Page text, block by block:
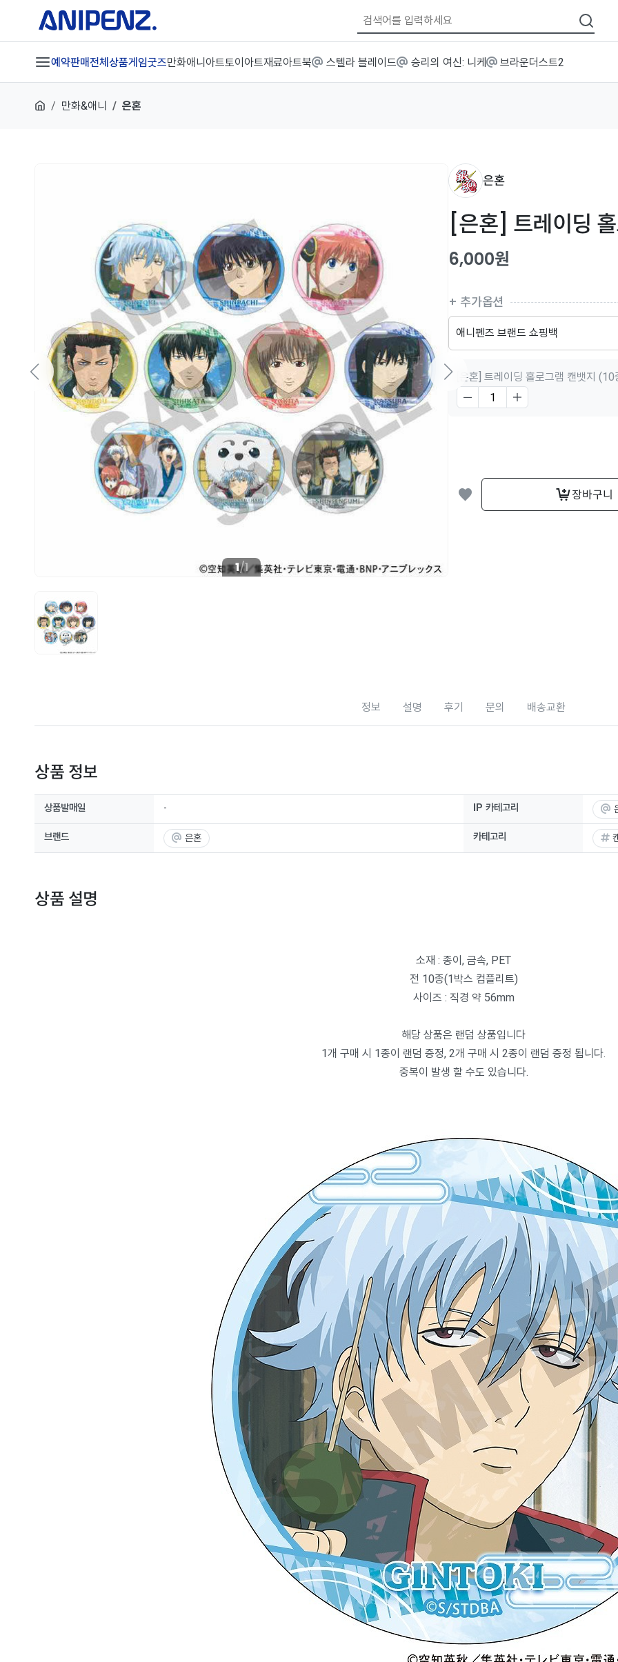
예약판매전체상품게임굿즈만화애니 아트토이 아트재료아트북 스텔라 블레이드 승리의 여신: 니케 브라운더스트2
만화&애니 은혼
1/1
은혼
[은혼] 트레이딩
6,000원
추가옵션
[은혼] 트레이딩 홀로그램 캔뱃지 (10
장바구니
정보 설명 후기 문의 배송교환
상품 정보
상품발매일 - IP 카테고리
브랜드 은혼 카테고리
상품 설명
소재 : 종이, 금속, PET
전 10종(1박스 컴플리트)
사이즈 : 직경 약 56mm
해당 상품은 랜덤 상품입니다
1개 구매 시 1종이 랜덤 증정, 2개 구매 시 2종이 랜덤 증정 됩니다.
중복이 발생 할 수도 있습니다.